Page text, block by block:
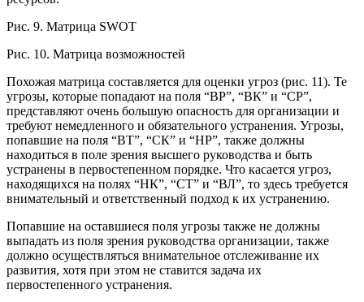
Рис. 9. Матрица SWOT
Рис. 10. Матрица возможностей
Похожая матрица составляется для оценки угроз (рис. 11). Те
угрозы, которые попадают на поля “ВР”, “ВК” и “СР”,
представляют очень большую опасность для организации и
требуют немедленного и обязательного устранения. Угрозы,
попавшие на поля “ВТ”, “СК” и “НР”, также должны
находиться в поле зрения высшего руководства и быть
устранены в первостепенном порядке. Что касается угроз,
находящихся на полях “НК”, “СТ” и “ВЛ”, то здесь требуется
внимательный и ответственный подход к их устранению.
Попавшие на оставшиеся поля угрозы также не должны
выпадать из поля зрения руководства организации, также
должно осуществляться внимательное отслеживание их
развития, хотя при этом не ставится задача их
первостепенного устранения.